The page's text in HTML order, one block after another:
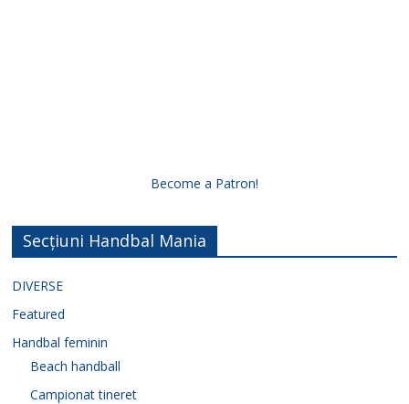
Become a Patron!
Secțiuni Handbal Mania
DIVERSE
Featured
Handbal feminin
Beach handball
Campionat tineret